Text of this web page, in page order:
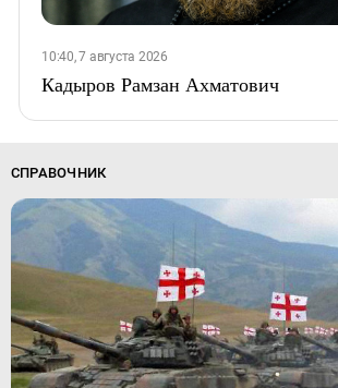
10:40, 7 августа 2026
Кадыров Рамзан Ахматович
СПРАВОЧНИК